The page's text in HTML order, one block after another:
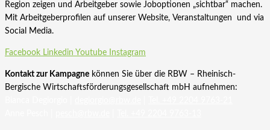
Region zeigen und Arbeitgeber sowie Joboptionen „sichtbar“ machen.
Mit Arbeitgeberprofilen auf unserer Website, Veranstaltungen und via
Social Media.
Facebook Linkedin Youtube Instagram
Kontakt zur Kampagne können Sie über die RBW – Rheinisch-
Bergische Wirtschaftsförderungsgesellschaft mbH aufnehmen: